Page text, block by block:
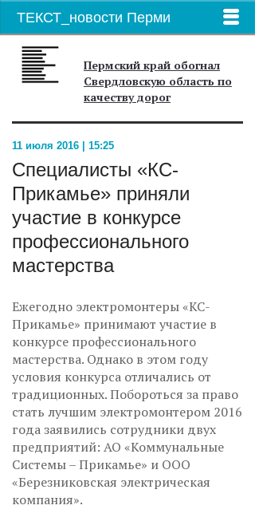
ТЕКСТ_новости Перми
Пермский край обогнал
Свердловскую область по
качеству дорог
11 июля 2016 | 15:25
Специалисты «КС-
Прикамье» приняли
участие в конкурсе
профессионального
мастерства
Ежегодно электромонтеры «КС-
Прикамье» принимают участие в
конкурсе профессионального
мастерства. Однако в этом году
условия конкурса отличались от
традиционных. Побороться за право
стать лучшим электромонтером 2016
года заявились сотрудники двух
предприятий: АО «Коммунальные
Системы – Прикамье» и ООО
«Березниковская электрическая
компания».